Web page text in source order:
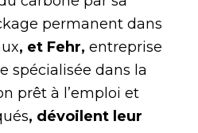
permanent dans
, et Fehr, entreprise
spécialisée dans la
prêt à l’emploi et
, dévoilent leur